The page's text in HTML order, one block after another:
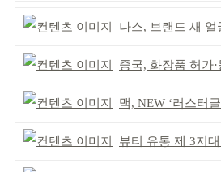
나스, 브랜드 새 얼굴
중국, 화장품 허가·등록
맥, NEW ‘러스터글래
뷰티 유통 제 3지